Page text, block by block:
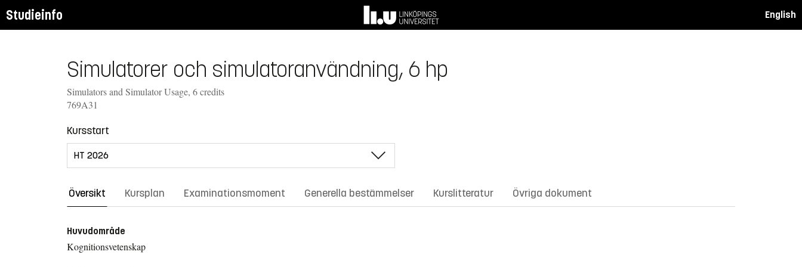
Studieinfo English
Simulatorer och simulatoranvändning, 6 hp
Simulators and Simulator Usage, 6 credits
769A31
Kursstart
Översikt Kursplan Examinationsmoment Generella bestämmelser Kurslitteratur Övriga dokument
Huvudområde
Kognitionsvetenskap